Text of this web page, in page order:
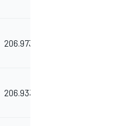
206.973
206.933